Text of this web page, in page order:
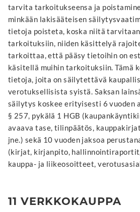
tarvita tarkoitukseensa ja
minkään lakisääteisen
tietoja poisteta, koska niitä
tarkoituksiin, niiden käsittelyä
tarkoittaa, että pääsy tietoihin on
käsitellä muihin tarkoituksiin. Tämä
tietoja, joita on säilytettävä
verotuksellisista syistä. Saksan
säilytys koskee erityisesti 6 vuoden
§ 257, pykälä 1 HGB
avaava tase, tilinpäätös,
jne.) sekä 10 vuoden jaksoa
(kirjat, kirjanpito,
kauppa- ja liikeosoitteet,
11 VERKKOKAUPPA